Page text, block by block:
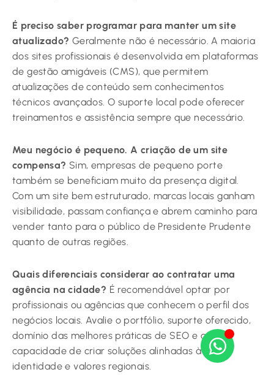
É preciso saber programar para manter um site
atualizado? Geralmente não é necessário. A maioria
dos sites profissionais é desenvolvida em plataformas
de gestão amigáveis (CMS), que permitem
atualizações de conteúdo sem conhecimentos
técnicos avançados. O suporte local pode oferecer
treinamentos e assistência sempre que necessário.
Meu negócio é pequeno. A criação de um site
compensa? Sim, empresas de pequeno porte
também se beneficiam muito da presença digital.
Com um site bem estruturado, marcas locais ganham
visibilidade, passam confiança e abrem caminho para
vender tanto para o público de Presidente Prudente
quanto de outras regiões.
Quais diferenciais considerar ao contratar uma
agência na cidade? É recomendável optar por
profissionais ou agências que conhecem o perfil dos
negócios locais. Avalie o portfólio, suporte oferecido,
domínio das melhores práticas de SEO e a
capacidade de criar soluções alinhadas à sua
identidade e valores regionais.